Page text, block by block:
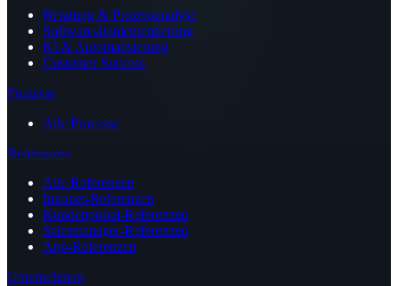
Beratung & Prozessanalyse
Software-Implementierung
KI & Automatisierung
Customer Success
Prozesse
Alle Prozesse
Referenzen
Alle Referenzen
Intranet-Referenzen
Kundenportal-Referenzen
Salesmanager-Referenzen
App-Referenzen
Unternehmen